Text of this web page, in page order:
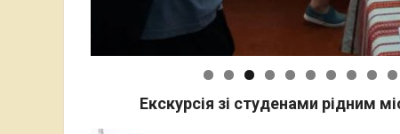
Екскурсія зі студенами рідним